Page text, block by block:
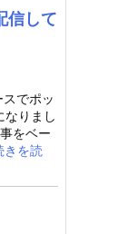
信して
でポッ
なりまし
をベー
を読